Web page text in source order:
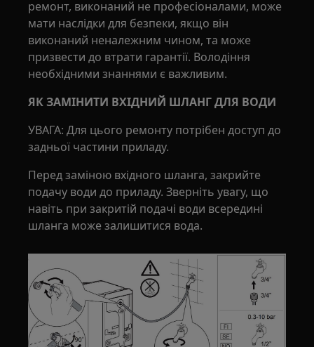
ремонт, виконаний не професіоналами, може
мати наслідки для безпеки, якщо він
виконаний неналежним чином, та може
призвести до втрати гарантії. Володіння
необхідними знаннями є важливим.
ЯК ЗАМІНИТИ ВХІДНИЙ ШЛАНГ ДЛЯ ВОДИ
УВАГА: Для цього ремонту потрібен доступ до
задньої частини приладу.
Перед заміною вхідного шланга, закрийте
подачу води до приладу. Зверніть увагу, що
навіть при закритій подачі води всередині
шланга може залишитися вода.